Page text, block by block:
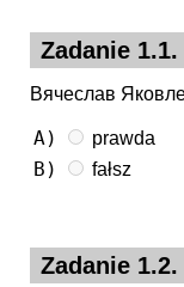
Zadanie 1.1.
Вячеслав
A) prawda
B) fałsz
Zadanie 1.2.